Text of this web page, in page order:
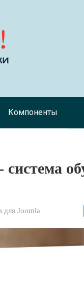
Компоненты
система
для Joomla